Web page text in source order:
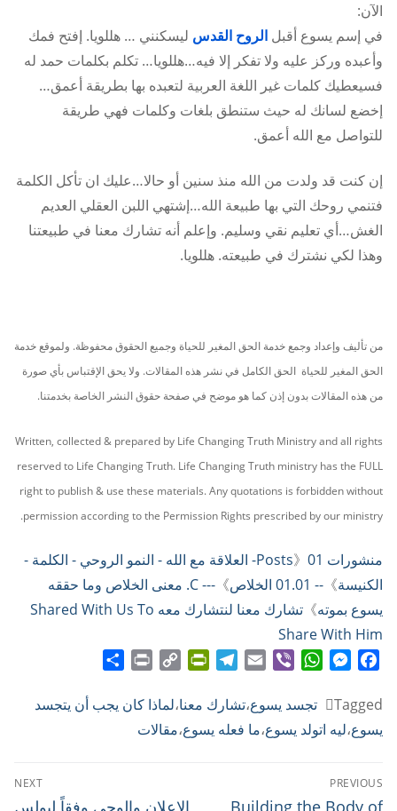
الآن:
في إسم يسوع أقبل الروح القدس ليسكنني … هللويا. إفتح فمك
وأعبده وركز عليه ولا تفكر إلا فيه…هللويا… تكلم بكلمات حمد له
فسيعطيك كلمات غير اللغة العربية لتعبده بها بطريقة أعمق…
إخضع لسانك له حيث ستنطق بلغات وكلمات فهي طريقة
للتواصل مع الله أعمق.
إن كنت قد ولدت من الله منذ سنين أو حالا…عليك ان تأكل الكلمة
فتنمي روحك التي بها طبيعة الله…إشتهي اللبن العقلي العديم
الغش…أي تعليم نقي وسليم. وإعلم أنه تشارك معنا في طبيعتنا
وهذا لكي نشترك في طبيعته. هللويا.
من تأليف وإعداد وجمع خدمة الحق المغير للحياة وجميع الحقوق محفوظة. ولموقع خدمة
الحق المغير للحياة الحق الكامل في نشر هذه المقالات. ولا يحق الإقتباس بأي صورة
من هذه المقالات بدون إذن كما هو موضح في صفحة حقوق النشر الخاصة بخدمتنا.
Written, collected & prepared by Life Changing Truth Ministry and all rights
reserved to Life Changing Truth. Life Changing Truth ministry has the FULL
right to publish & use these materials. Any quotations is forbidden without
permission according to the Permission Rights prescribed by our ministry.
منشورات Posts 》
01- العلاقة مع الله - النمو الروحي - الكلمة -
الكنيسة》 -- 01.01 الخلاص 》
--- C. معنى الخلاص وما حققه
يسوع بموته》
تشارك معنا لنتشارك معه Shared With Us To
Share With Him
Link
Tagged
تجسد يسوع،تشارك معنا،لماذا كان يجب أن يتجسد
يسوع،ليه اتولد يسوع،ما فعله يسوع،مقالات
تصفّح
PREVIOUS
Previous
Building the Body of
NEXT
Next
الاعلان والوحي وفقاً لبولس